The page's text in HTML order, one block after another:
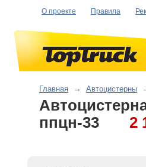
О проекте Правила
Главная → Автоцистерны
ппцн-33
2